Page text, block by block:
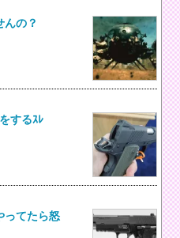
んの？
するｽﾚ
ってたら怒